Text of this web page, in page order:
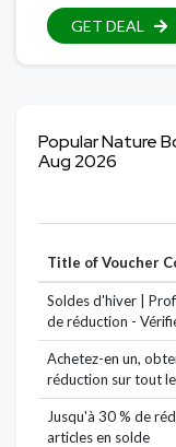
GET DEAL
Popular Nature
Aug 2026
Title of Voucher
Soldes d'hiver |
de réduction -
Achetez-en un,
réduction sur tout
Jusqu'à 30 % de
articles en solde